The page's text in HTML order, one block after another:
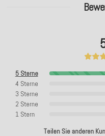
5 Sterne
4 Sterne
3 Sterne
2 Sterne
1 Stern
Teilen Sie anderen